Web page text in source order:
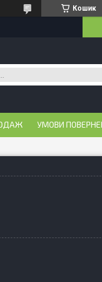
Кошик
УМОВИ